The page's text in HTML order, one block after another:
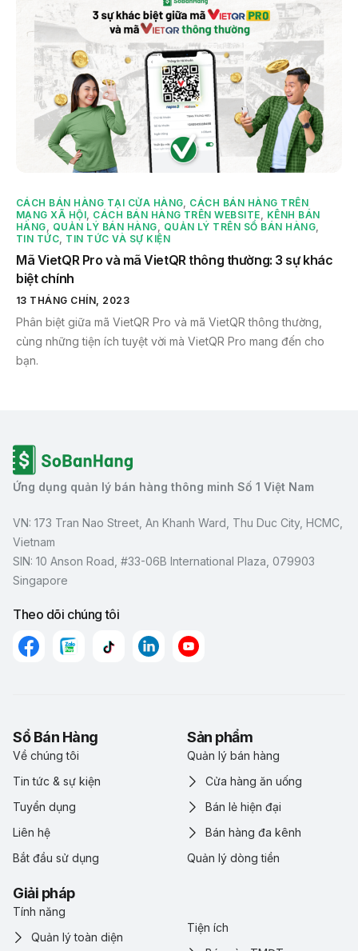
CÁCH BÁN HÀNG TẠI CỬA HÀNG CÁCH BÁN HÀNG TRÊN
MẠNG XÃ HỘI CÁCH BÁN HÀNG TRÊN WEBSITE
KÊNH BÁN
HÀNG
QUẢN LÝ BÁN HÀNG QUẢN LÝ TRÊN SỔ BÁN HÀNG
TIN TỨC TIN TỨC VÀ SỰ KIỆN
Mã VietQR Pro và mã VietQR thông thường: 3 sự khác
biệt chính
13 THÁNG CHÍN, 2023
Phân biệt giữa mã VietQR Pro và mã VietQR thông thường,
cùng những tiện ích tuyệt vời mà VietQR Pro mang đến cho
bạn.
Ứng dụng quản lý bán hàng thông minh Số 1 Việt Nam
VN: 173 Tran Nao Street, An Khanh Ward, Thu Duc City, HCMC,
Vietnam
SIN: 10 Anson Road, #33-06B International Plaza, 079903
Singapore
Theo dõi chúng tôi
Sổ Bán Hàng
Về chúng tôi
Tin tức & sự kiện
Tuyển dụng
Liên hệ
Bắt đầu sử dụng
Sản phẩm
Quản lý bán hàng
Cửa hàng ăn uống
Bán lẻ hiện đại
Bán hàng đa kênh
Quản lý dòng tiền
Giải pháp
Tính năng
Quản lý toàn diện
Tiện ích